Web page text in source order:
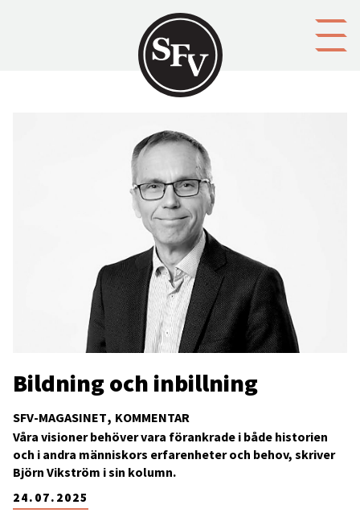
SFV-MAGASINET KOMMENTAR
Bildning och inbillning
24.07.2025
Våra visioner behöver vara förankrade i både historien
och i andra människors erfarenheter och behov, skriver
Björn Vikström i sin kolumn.